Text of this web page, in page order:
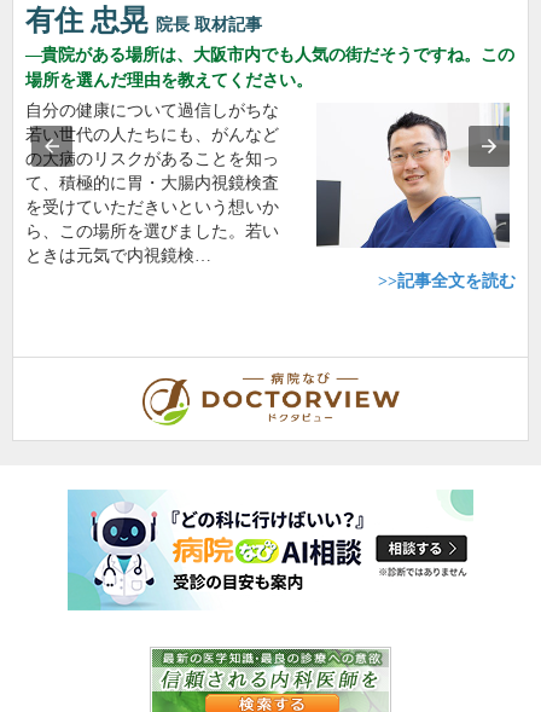
有住 忠晃 院長 取材記事
貴院がある場所は、大阪市内でも人気の街だそうですね。この
場所を選んだ理由を教えてください。
自分の健康について過信しがちな
若い世代の人たちにも、がんなど
の大病のリスクがあることを知っ
て、積極的に胃・大腸内視鏡検査
を受けていただきいという想いか
ら、この場所を選びました。若い
ときは元気で内視鏡検…
>>記事全文を読む